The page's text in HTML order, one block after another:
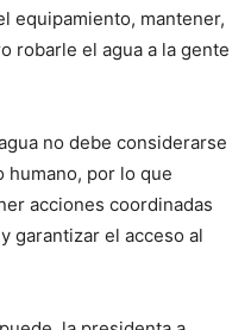
equipamiento, mantener,
robarle el agua a la gente
no debe considerarse
humano, por lo que
acciones coordinadas
garantizar el acceso al